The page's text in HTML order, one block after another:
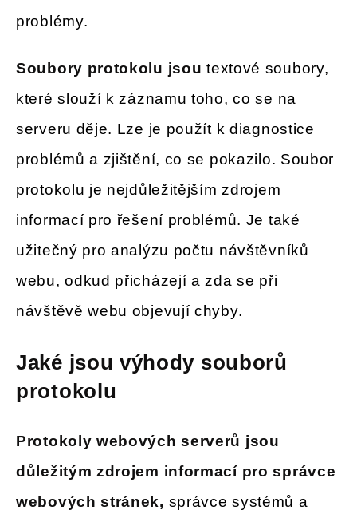
problémy.
Soubory protokolu jsoutextové soubory,
které slouží k záznamu toho, co se na
serveru děje. Lze je použít k diagnostice
problémů a zjištění, co se pokazilo. Soubor
protokolu je nejdůležitějším zdrojem
informací pro řešení problémů. Je také
užitečný pro analýzu počtu návštěvníků
webu, odkud přicházejí a zda se při
návštěvě webu objevují chyby.
Jaké jsou výhody souborů
protokolu
Protokoly webových serverů jsou
důležitým zdrojem informací pro správce
webových stránek, správce systémů a